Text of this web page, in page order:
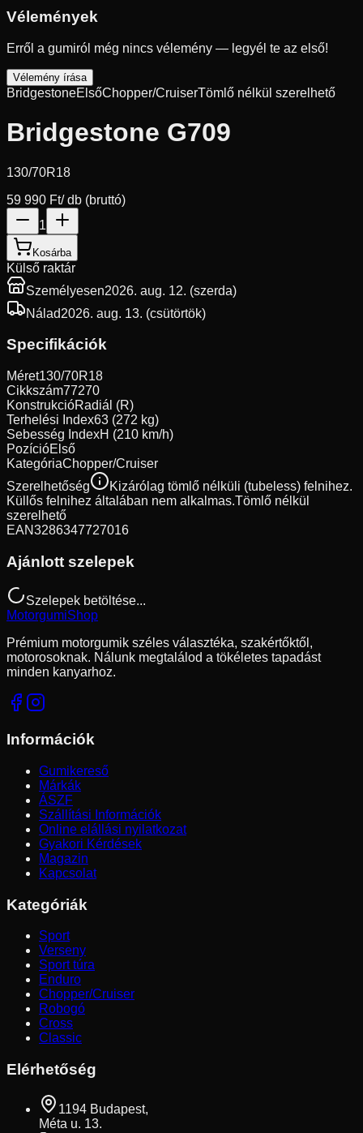
Vélemények
Erről a gumiról még nincs vélemény — legyél te az első!
Vélemény írása
BridgestoneElsőChopper/CruiserTömlő nélkül szerelhető
Bridgestone G709
130/70R18
59 990 Ft/ db (bruttó)
1
Kosárba
Külső raktár
Személyesen2026. aug. 12. (szerda)
Nálad2026. aug. 13. (csütörtök)
Specifikációk
Méret130/70R18
Cikkszám77270
KonstrukcióRadiál (R)
Terhelési Index63 (272 kg)
Sebesség IndexH (210 km/h)
PozícióElső
KategóriaChopper/Cruiser
Szerelhetőség
Kizárólag tömlő nélküli (tubeless) felnihez.
Küllős felnihez általában nem alkalmas.Tömlő nélkül
szerelhető
EAN3286347727016
Ajánlott szelepek
Szelepek betöltése...
MotorgumiShop
Prémium motorgumik széles választéka, szakértőktől,
motorosoknak. Nálunk megtalálod a tökéletes tapadást
minden kanyarhoz.
Információk
Gumikereső
Márkák
ÁSZF
Szállítási Információk
Online elállási nyilatkozat
Gyakori Kérdések
Magazin
Kapcsolat
Kategóriák
Sport
Verseny
Sport túra
Enduro
Chopper/Cruiser
Robogó
Cross
Classic
Elérhetőség
1194 Budapest,
Méta u. 13.